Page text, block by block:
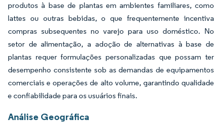
produtos à base de plantas em ambientes familiares, como
lattes ou outras bebidas, o que frequentemente incentiva
compras subsequentes no varejo para uso doméstico. No
setor de alimentação, a adoção de alternativas à base de
plantas requer formulações personalizadas que possam ter
desempenho consistente sob as demandas de equipamentos
comerciais e operações de alto volume, garantindo qualidade
e confiabilidade para os usuários finais.
Análise Geográfica